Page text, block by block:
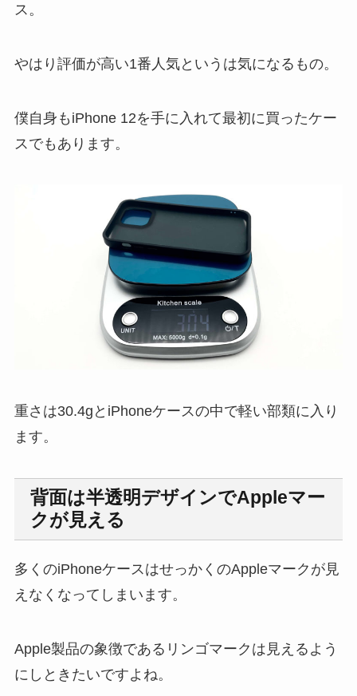
ス。
やはり評価が高い1番人気というは気になるもの。
僕自身もiPhone 12を手に入れて最初に買ったケー
スでもあります。
重さは30.4gとiPhoneケースの中で軽い部類に入り
ます。
背面は半透明デザインでAppleマー
クが見える
多くのiPhoneケースはせっかくのAppleマークが見
えなくなってしまいます。
Apple製品の象徴であるリンゴマークは見えるよう
にしときたいですよね。